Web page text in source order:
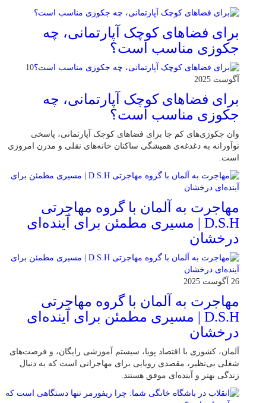
برای فضاهای کوچک آپارتمانی، چه
جکوزی مناسب است؟
10
آگوست 2025
برای فضاهای کوچک آپارتمانی، چه
جکوزی مناسب است؟
وان جکوزی‌های کم‌ جا برای فضاهای کوچک آپارتمانی، پاسخی
نوآورانه به دغدغه‌ی همیشگی ساکنان خانه‌های نقلی و مدرن امروزی
ا‌ست.
مهاجرت به آلمان با گروه مهاجرتی
D.S.H | مسیری مطمئن برای آینده‌ای
درخشان
26 آگوست 2025
مهاجرت به آلمان با گروه مهاجرتی
D.S.H | مسیری مطمئن برای آینده‌ای
درخشان
آلمان، کشوری با اقتصاد پویا، سیستم آموزشی رایگان، و فرصت‌های
شغلی بی‌نظیر، مقصدی رویایی برای مهاجرانی است که به دنبال
زندگی بهتر و آینده‌ای موفق هستند.